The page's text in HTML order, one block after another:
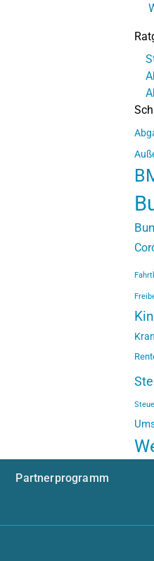
Partnerprogramm